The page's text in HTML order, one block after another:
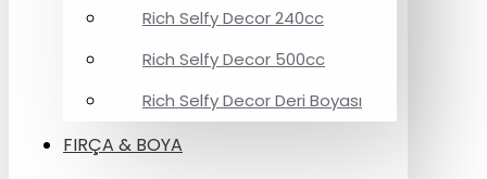
Rich Selfy Decor 240cc
Rich Selfy Decor 500cc
Rich Selfy Decor Deri Boyası
FIRÇA & BOYA